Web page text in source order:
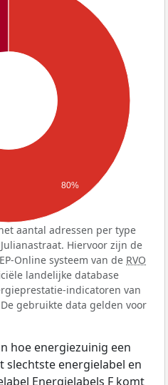
80%
aantal adressen per type
Hiervoor zijn de
Online systeem van de RVO
landelijke database
indicatoren van
gebruikte data gelden voor
hoe energiezuinig een
slechtste energielabel en
Energielabels F komt